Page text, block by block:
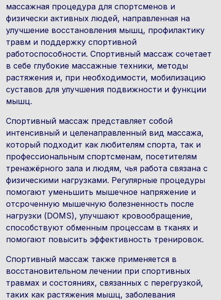
массажная процедура для спортсменов и
физически активных людей, направленная на
улучшение восстановления мышц, профилактику
травм и поддержку спортивной
работоспособности. Спортивный массаж сочетает
в себе глубокие массажные техники, методы
растяжения и, при необходимости, мобилизацию
суставов для улучшения подвижности и функции
мышц.
Спортивный массаж представляет собой
интенсивный и целенаправленный вид массажа,
который подходит как любителям спорта, так и
профессиональным спортсменам, посетителям
тренажёрного зала и людям, чья работа связана с
физическими нагрузками. Регулярные процедуры
помогают уменьшить мышечное напряжение и
отсроченную мышечную болезненность после
нагрузки (DOMS), улучшают кровообращение,
способствуют обменным процессам в тканях и
помогают повысить эффективность тренировок.
Спортивный массаж также применяется в
восстановительном лечении при спортивных
травмах и состояниях, связанных с перегрузкой,
таких как растяжения мышц, заболевания